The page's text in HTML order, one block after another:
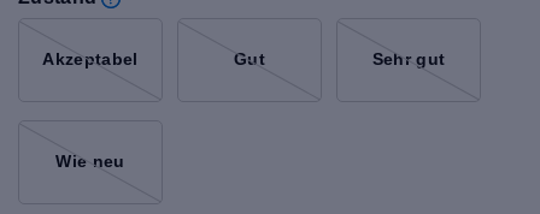
Akzeptabel Gut Sehr gut
Wie neu